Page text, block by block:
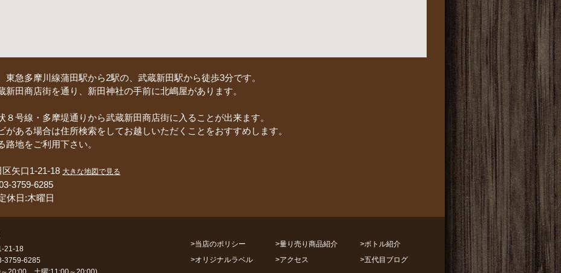
東急多摩川線蒲田駅から2駅の、武蔵新田駅から徒歩3分です。
田商店街を通り、新田神社の手前に北嶋屋があります。
８号線・多摩堤通りから武蔵新田商店街に入ることが出来ます。
がある場合は住所検索をしてお越しいただくことをおすすめします。
地をご利用下さい。
矢口1-21-18 大きな地図で見る
3759-6285
休日:木曜日
21-18
3759-6285
>当店のポリシー >量り売り商品紹介 >ボトル紹介
>オリジナルラベル >アクセス >五代目ブログ